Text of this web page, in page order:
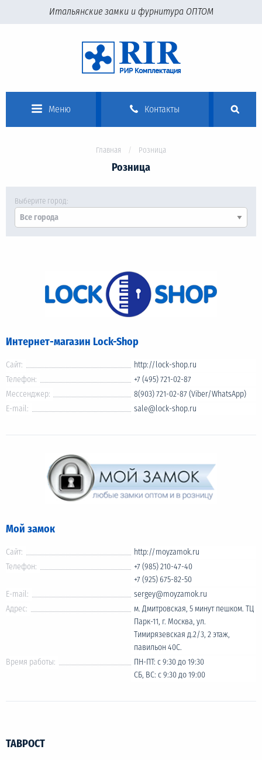
Итальянские замки и фурнитура ОПТОМ
Меню Контакты
Главная Розница
Розница
Выберите город:
Интернет-магазин Lock-Shop
Сайт:
http://lock-shop.ru
Телефон:
+7 (495) 721-02-87
Мессенджер:
8(903) 721-02-87 (Viber/WhatsApp)
E-mail:
sale@lock-shop.ru
Мой замок
Сайт:
http://moyzamok.ru
Телефон:
+7 (985) 210-47-40
+7 (925) 675-82-50
E-mail:
sergey@moyzamok.ru
Адрес:
м. Дмитровская, 5 минут пешком. ТЦ
Парк-11, г. Москва, ул.
Тимирязевская д.2/3, 2 этаж,
павильон 40С.
Время работы:
ПН-ПТ: с 9:30 до 19:30
СБ, ВС: с 9:30 до 19:00
ТАВРОСТ